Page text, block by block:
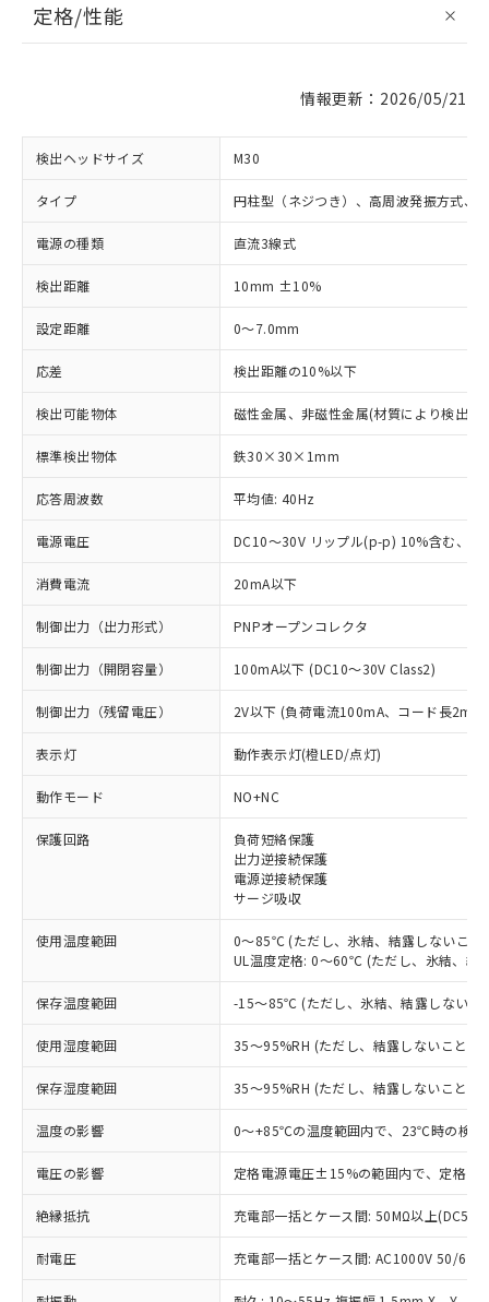
定格/性能
情報更新：2026/05/21
検出ヘッドサイズ M30
タイプ 円柱型（ネジつき）、高周波発振方式、
電源の種類 直流3線式
検出距離 10mm ±10%
設定距離 0～7.0mm
応差 検出距離の10%以下
検出可能物体 磁性金属、非磁性金属(材質により検出距
標準検出物体 鉄30×30×1mm
応答周波数 平均値: 40Hz
電源電圧 DC10～30V リップル(p-p) 10%含む、
消費電流 20mA以下
制御出力（出力形式） PNPオープンコレクタ
制御出力（開閉容量） 100mA以下 (DC10～30V Class2)
制御出力（残留電圧） 2V以下 (負荷電流100mA、コード長2m時
表示灯 動作表示灯(橙LED/点灯)
動作モード NO+NC
保護回路
負荷短絡保護
出力逆接続保護
電源逆接続保護
サージ吸収
使用温度範囲
0～85℃ (ただし、氷結、結露しないこと)
UL温度定格: 0～60℃ (ただし、氷結、結
保存温度範囲 -15～85℃ (ただし、氷結、結露しないこ
使用湿度範囲 35～95%RH (ただし、結露しないこと)
保存湿度範囲 35～95%RH (ただし、結露しないこと)
温度の影響 0～+85℃の温度範囲内で、23℃時の検
電圧の影響 定格電源電圧±15%の範囲内で、定格電
絶縁抵抗 充電部一括とケース間: 50MΩ以上
耐電圧 充電部一括とケース間: AC1000V 50/
ご利用条件
以下の条件をお読みいただき、同意のうえ
ご利用ください。
本サービスは、当社制御機器事業取扱
商品の当社在庫状況および標準価格
(税抜)を提供させていただくもので
当社制御機器事業取扱商品の中には、
本サービスの対象外となる商品もある
ことをご了承ください。
在庫状況および標準価格照会結果は、
記載している更新日時点での社内デー
※1 対応状況
対応済み：EU RoHS指令（10物質）の
非含有に対応した製品が提供可能な商品で
対応予定：EU RoHS指令（10物質）の非含
有に対応した製品に切り替える予定のある
商品です。
対応予定なし：EU RoHS指令（10物質）の
非含有に非対応の商品で、対応品を出す予
調査・確認中：EU RoHS指令（10物質）の
非含有の対応状況を調査中または確認中の
商品です。
非該当品：ライセンス料など無形物で、有
害物質有無と関係のない商品です。
いたものが、含有品と判明した場合などや
むを得ず変更することがあります。
*EU RoHS指令（10物質）：
※1 中国RoHS○×表
「○」：最大均質材料含有率が中国RoHSの
基準値以下であることを示します。
「×」：最大均質材料含有率が中国RoHSの
基準値を超えていることを示します。
為替および外国貿易法に定める商品
（以下｢規制貨物等」という）を輸出